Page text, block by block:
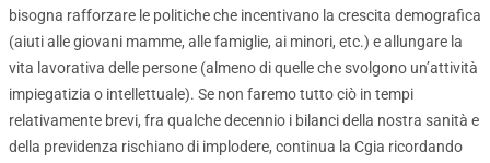
bisogna rafforzare le politiche che incentivano la crescita demografica
(aiuti alle giovani mamme, alle famiglie, ai minori, etc.) e allungare la
vita lavorativa delle persone (almeno di quelle che svolgono un’attività
impiegatizia o intellettuale). Se non faremo tutto ciò in tempi
relativamente brevi, fra qualche decennio i bilanci della nostra sanità e
della previdenza rischiano di implodere, continua la Cgia ricordando